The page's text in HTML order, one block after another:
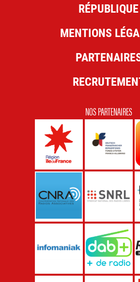
RÉPUBLIQUE
MENTIONS
NOS PARTENAIRES